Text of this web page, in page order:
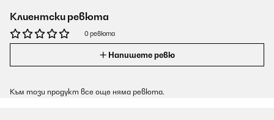
Клиентски ревюта
0 ревюта
Напишете ревю
Към този продукт все още няма ревюта.